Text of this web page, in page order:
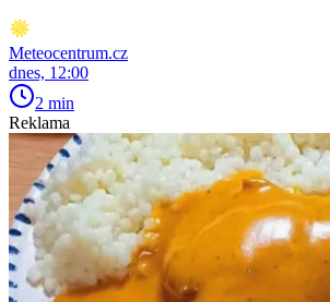
Meteocentrum.cz
dnes, 12:00
2 min
Reklama